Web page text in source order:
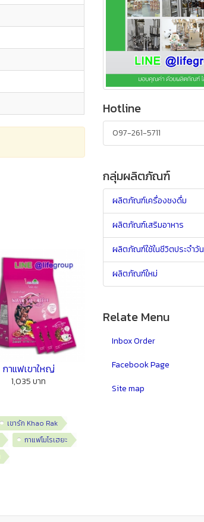
กาแฟเขาใหญ่
1,035 บาท
เขารัก Khao Rak
กาแฟโมโรเฮยะ
Hotline
097-261-5711
กลุ่มผลิตภัณฑ์
ผลิตภัณฑ์เครื่องชงดื่ม
ผลิตภัณฑ์เสริมอาหาร
ผลิตภัณฑ์ใช้ในชีวิตประจำวัน
ผลิตภัณฑ์ใหม่
Relate Menu
Inbox Order
Facebook Page
Site map